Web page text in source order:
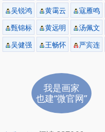
吴锐鸿
黄霭云 寇雁鸣
甄锦标
黄远明 汤佩文
吴健强
王畅怀 严宾连
我是画家
也建“微官网”